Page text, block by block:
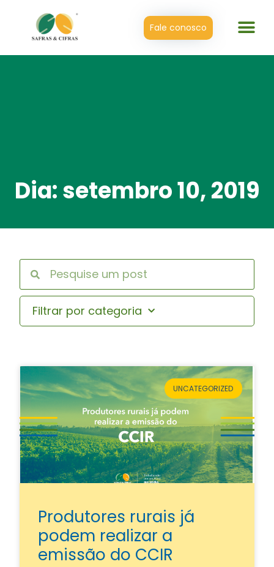
Fale conosco
Dia: setembro 10, 2019
Filtrar por categoria
UNCATEGORIZED
Produtores rurais já
podem realizar a
emissão do CCIR